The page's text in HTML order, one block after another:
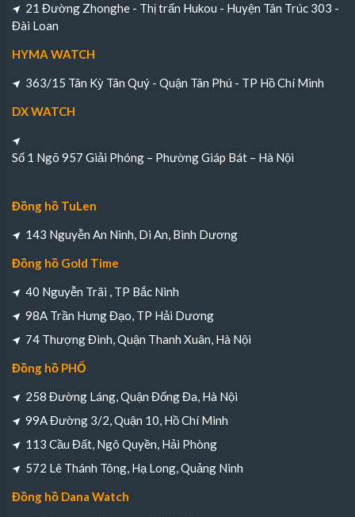
21 Đường Zhonghe - Thị trấn Hukou - Huyện Tân Trúc 303 -
Đài Loan
HYMA WATCH
363/15 Tân Kỳ Tân Quý - Quận Tân Phú - TP Hồ Chí Minh
DX WATCH
Số 1 Ngõ 957 Giải Phóng – Phường Giáp Bát – Hà Nội
Đồng hồ TuLen
143 Nguyễn An Ninh, Di An, Bình Dương
Đồng hồ Gold Time
40 Nguyễn Trãi , TP Bắc Ninh
98A Trần Hưng Đạo, TP Hải Dương
74 Thượng Đình, Quận Thanh Xuân, Hà Nội
Đồng hồ PHỐ
258 Đường Láng, Quận Đống Đa, Hà Nội
99A Đường 3/2, Quận 10, Hồ Chí Minh
113 Cầu Đất, Ngô Quyền, Hải Phòng
572 Lê Thánh Tông, Hạ Long, Quảng Ninh
Đồng hồ Dana Watch